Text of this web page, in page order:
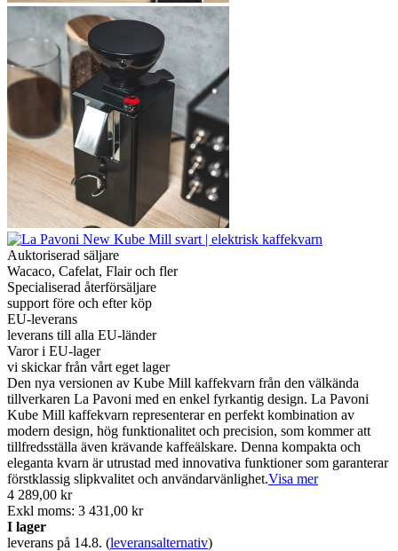
Auktoriserad säljare
Wacaco, Cafelat, Flair och fler
Specialiserad återförsäljare
support före och efter köp
EU-leverans
leverans till alla EU-länder
Varor i EU-lager
vi skickar från vårt eget lager
Den nya versionen av Kube Mill kaffekvarn från den välkända
tillverkaren La Pavoni med en enkel fyrkantig design. La Pavoni
Kube Mill kaffekvarn representerar en perfekt kombination av
modern design, hög funktionalitet och precision, som kommer att
tillfredsställa även krävande kaffeälskare. Denna kompakta och
eleganta kvarn är utrustad med innovativa funktioner som garanterar
förstklassig slipkvalitet och användarvänlighet.Visa mer
4 289,00 kr
Exkl moms: 3 431,00 kr
I lager
leverans på 14.8. (leveransalternativ)